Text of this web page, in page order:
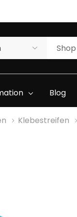
Blog
Klebestreifen